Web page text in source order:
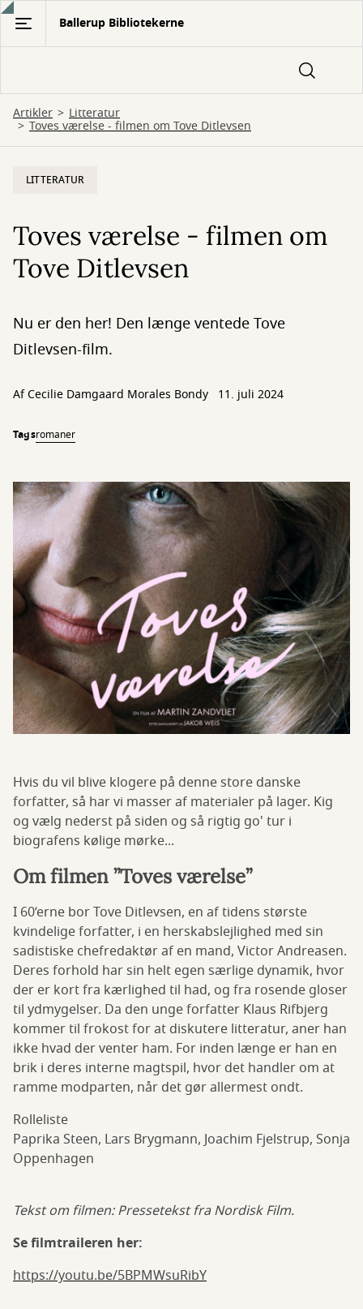
Gå
hovedindhold
Ballerup Bibliotekerne
Artikler Litteratur
Toves værelse - filmen om Tove Ditlevsen
LITTERATUR
Toves værelse - filmen om
Tove Ditlevsen
Nu er den her! Den længe ventede Tove
Ditlevsen-film.
Af Cecilie Damgaard Morales Bondy 11. juli 2024
Tagsromaner
Hvis du vil blive klogere på denne store danske
forfatter, så har vi masser af materialer på lager. Kig
og vælg nederst på siden og så rigtig go' tur i
biografens kølige mørke...
Om filmen ”Toves værelse”
I 60’erne bor Tove Ditlevsen, en af tidens største
kvindelige forfatter, i en herskabslejlighed med sin
sadistiske chefredaktør af en mand, Victor Andreasen.
Deres forhold har sin helt egen særlige dynamik, hvor
der er kort fra kærlighed til had, og fra rosende gloser
til ydmygelser. Da den unge forfatter Klaus Rifbjerg
kommer til frokost for at diskutere litteratur, aner han
ikke hvad der venter ham. For inden længe er han en
brik i deres interne magtspil, hvor det handler om at
ramme modparten, når det gør allermest ondt.
Rolleliste
Paprika Steen, Lars Brygmann, Joachim Fjelstrup, Sonja
Oppenhagen
Tekst om filmen: Pressetekst fra Nordisk Film.
Se filmtraileren her:
https://youtu.be/5BPMWsuRibY